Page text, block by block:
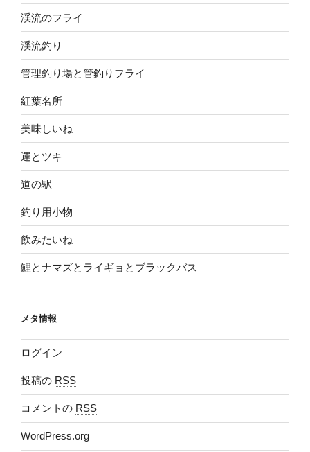
渓流のフライ
渓流釣り
管理釣り場と管釣りフライ
紅葉名所
美味しいね
運とツキ
道の駅
釣り用小物
飲みたいね
鯉とナマズとライギョとブラックバス
メタ情報
ログイン
投稿の RSS
コメントの RSS
WordPress.org